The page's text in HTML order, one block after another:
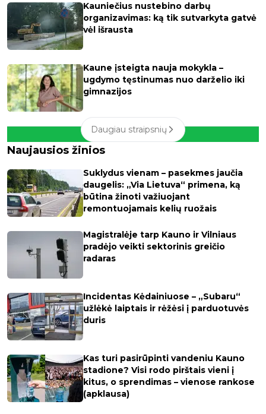
Kauniečius nustebino darbų
organizavimas: ką tik sutvarkyta gatvė
vėl išrausta
Kaune įsteigta nauja mokykla –
ugdymo tęstinumas nuo darželio iki
gimnazijos
Daugiau straipsnių
Naujausios žinios
Suklydus vienam – pasekmes jaučia
daugelis: „Via Lietuva“ primena, ką
būtina žinoti važiuojant
remontuojamais kelių ruožais
Magistralėje tarp Kauno ir Vilniaus
pradėjo veikti sektorinis greičio
radaras
Incidentas Kėdainiuose – „Subaru“
užlėkė laiptais ir rėžėsi į parduotuvės
duris
Kas turi pasirūpinti vandeniu Kauno
stadione? Visi rodo pirštais vieni į
kitus, o sprendimas – vienose rankose
(apklausa)